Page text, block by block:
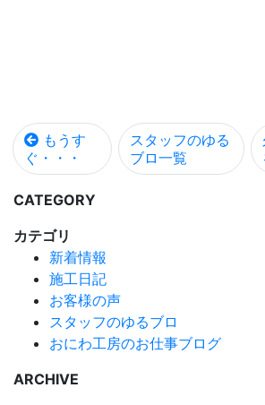
もうす
ぐ・・・
スタッフのゆる
ブロ一覧
CATEGORY
カテゴリ
新着情報
施工日記
お客様の声
スタッフのゆるブロ
おにわ工房のお仕事ブログ
ARCHIVE